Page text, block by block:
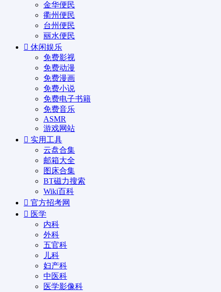
金华便民
衢州便民
台州便民
丽水便民
休闲娱乐
免费影视
免费动漫
免费漫画
免费小说
免费电子书籍
免费音乐
ASMR
游戏网站
实用工具
云盘合集
邮箱大全
图床合集
BT磁力搜索
Wiki百科
官方招考网
医学
内科
外科
五官科
儿科
妇产科
中医科
医学影像科